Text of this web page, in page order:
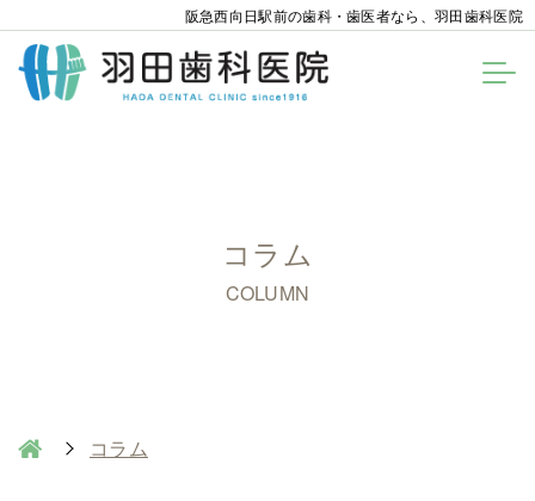
阪急西向日駅前の歯科・歯医者なら、羽田歯科医院
コラム
COLUMN
コラム